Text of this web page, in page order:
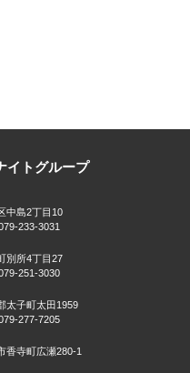
イトグループ
中島2丁目10
233-3031
別所4丁目27
251-3030
太子町太田1959
277-7205
香寺町広瀬280-1